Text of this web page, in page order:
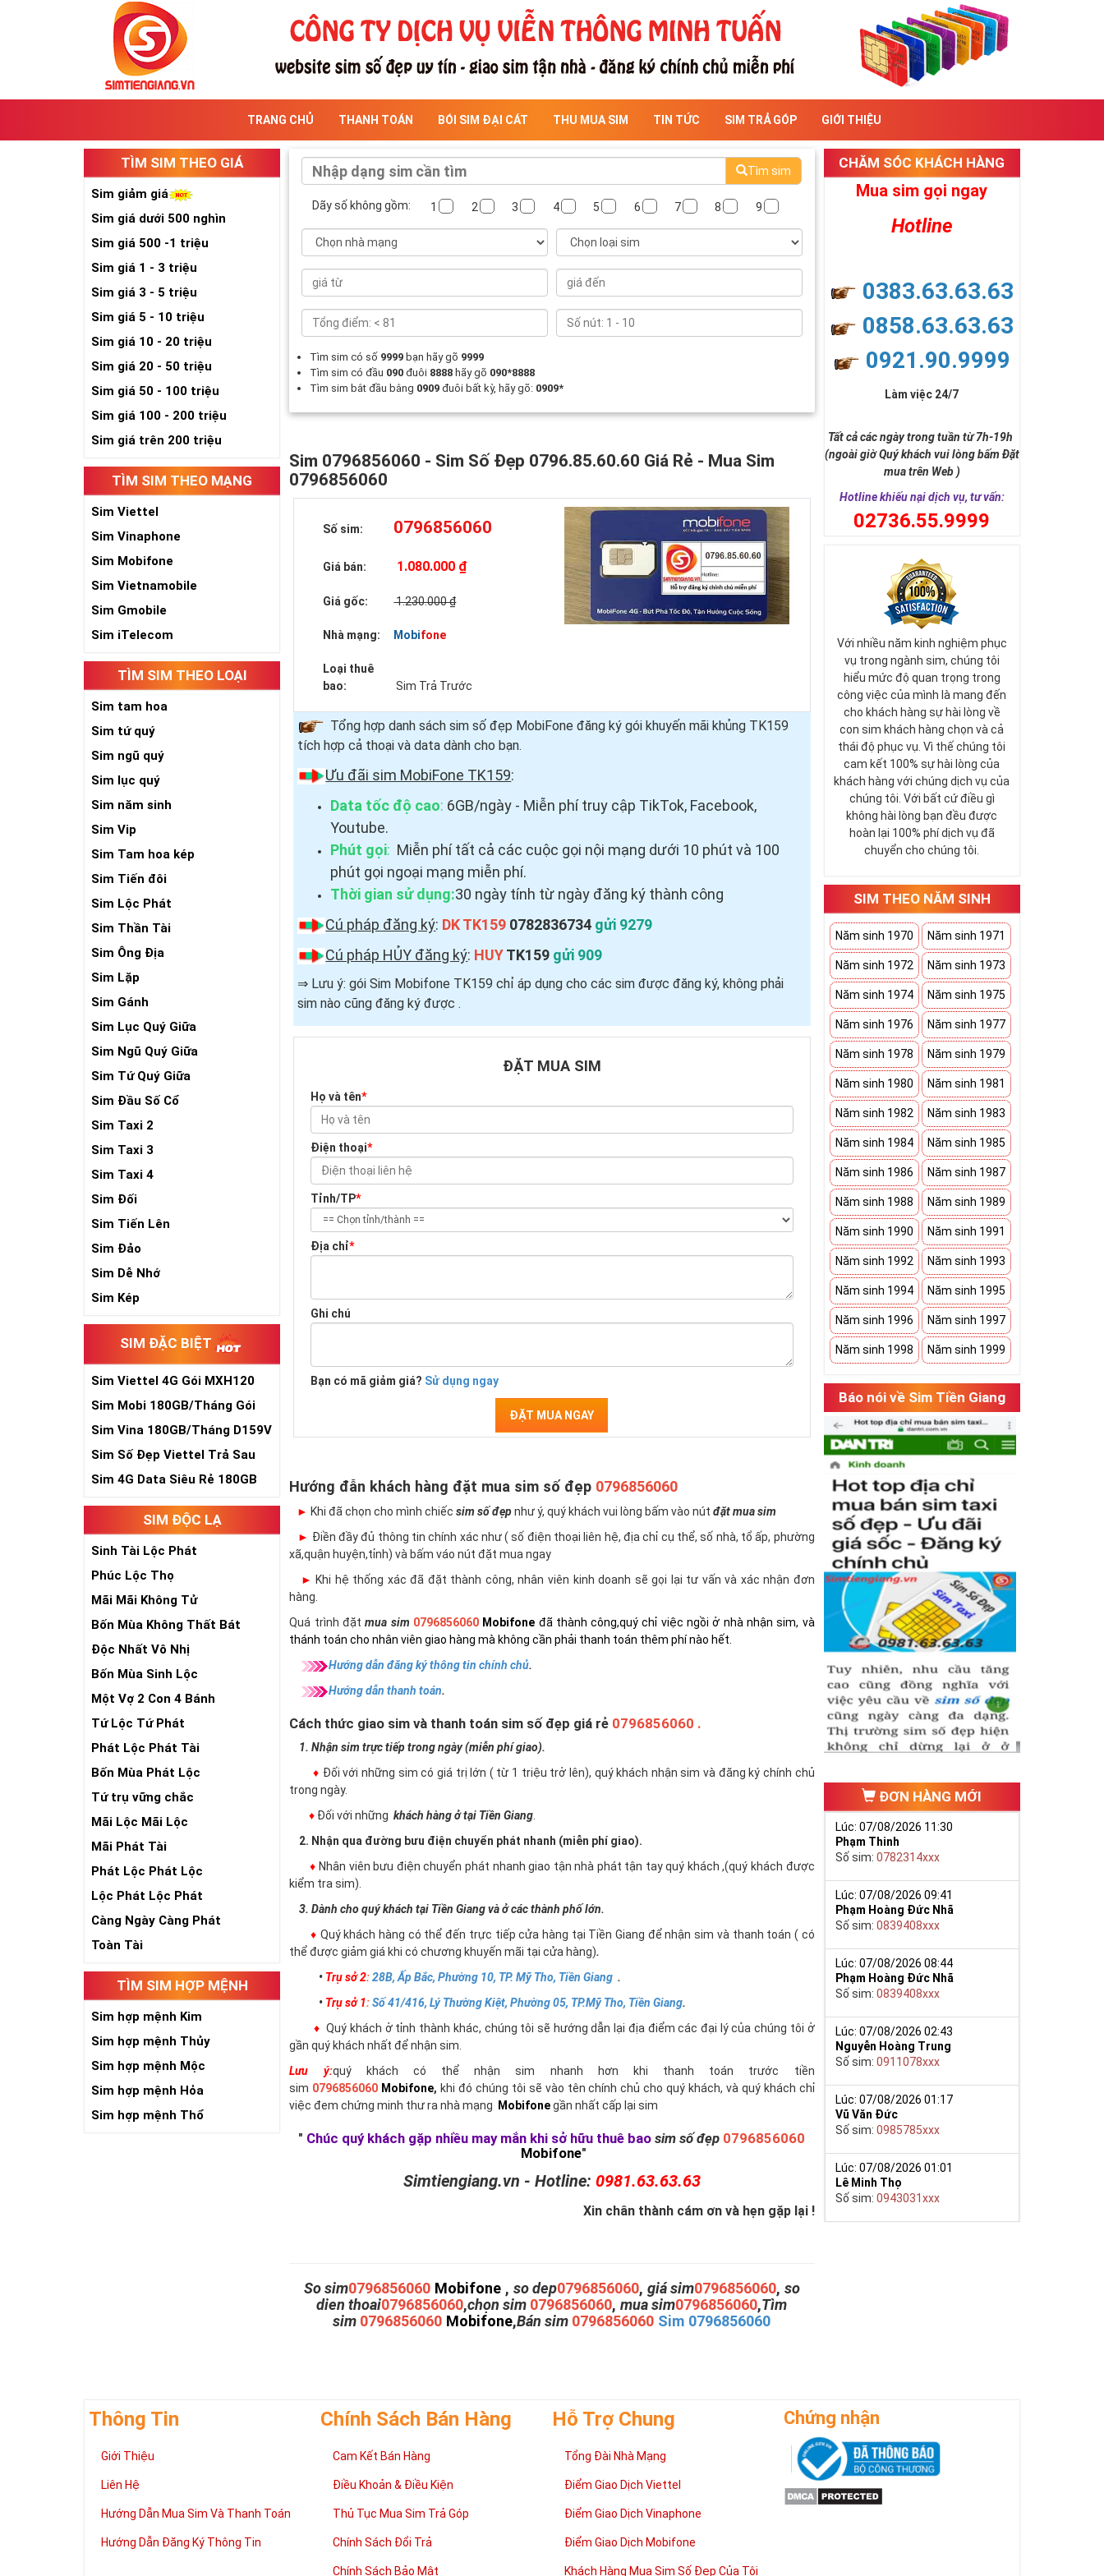
TRANG CHỦ THANH TOÁN BÓI SIM ĐẠI CÁT THU MUA SIM TIN TỨC SIM TRẢ GÓP GIỚI THIỆU
TÌM SIM THEO GIÁ
Sim giảm giá
Sim giá dưới 500 nghìn
Sim giá 500 -1 triệu
Sim giá 1 - 3 triệu
Sim giá 3 - 5 triệu
Sim giá 5 - 10 triệu
Sim giá 10 - 20 triệu
Sim giá 20 - 50 triệu
Sim giá 50 - 100 triệu
Sim giá 100 - 200 triệu
Sim giá trên 200 triệu
TÌM SIM THEO MẠNG
Sim Viettel
Sim Vinaphone
Sim Mobifone
Sim Vietnamobile
Sim Gmobile
Sim iTelecom
TÌM SIM THEO LOẠI
Sim tam hoa
Sim tứ quý
Sim ngũ quý
Sim lục quý
Sim năm sinh
Sim Vip
Sim Tam hoa kép
Sim Tiến đôi
Sim Lộc Phát
Sim Thần Tài
Sim Ông Địa
Sim Lặp
Sim Gánh
Sim Lục Quý Giữa
Sim Ngũ Quý Giữa
Sim Tứ Quý Giữa
Sim Đầu Số Cổ
Sim Taxi 2
Sim Taxi 3
Sim Taxi 4
Sim Đối
Sim Tiến Lên
Sim Đảo
Sim Dễ Nhớ
Sim Kép
SIM ĐẶC BIỆT
Sim Viettel 4G Gói MXH120
Siêu Rẻ
Sim Mobi 180GB/Tháng Gói
TK159
Sim Vina 180GB/Tháng D159V
Sim Số Đẹp Viettel Trả Sau
Sim 4G Data Siêu Rẻ 180GB
SIM ĐỘC LẠ
Sinh Tài Lộc Phát
Phúc Lộc Thọ
Mãi Mãi Không Tử
Bốn Mùa Không Thất Bát
Độc Nhất Vô Nhị
Bốn Mùa Sinh Lộc
Một Vợ 2 Con 4 Bánh
Tứ Lộc Tứ Phát
Phát Lộc Phát Tài
Bốn Mùa Phát Lộc
Tứ trụ vững chắc
Mãi Lộc Mãi Lộc
Mãi Phát Tài
Phát Lộc Phát Lộc
Lộc Phát Lộc Phát
Càng Ngày Càng Phát
Toàn Tài
TÌM SIM HỢP MỆNH
Sim hợp mệnh Kim
Sim hợp mệnh Thủy
Sim hợp mệnh Mộc
Sim hợp mệnh Hỏa
Sim hợp mệnh Thổ
Tìm sim
Dãy số không gồm: 1 2 3 4 5 6 7 8 9
Tìm sim có số 9999 bạn hãy gõ 9999
Tìm sim có đầu 090đuôi 8888 hãy gõ 090*8888
Tìm sim bắt đầu bằng 0909 đuôi bất kỳ, hãy gõ: 0909*
Sim 0796856060 - Sim Số Đẹp 0796.85.60.60 Giá Rẻ - Mua Sim
0796856060
Số sim: 0796856060
Giá bán: 1.080.000 ₫
Giá gốc: 1.230.000 ₫
Nhà mạng: Mobifone
Loại thuê
bao:
Sim Trả Trước
Tổng hợp danh sách sim số đẹp MobiFone đăng ký gói khuyến mãi khủng TK159
tích hợp cả thoại và data dành cho bạn.
Ưu đãi sim MobiFone TK159:
Data tốc độ cao: 6GB/ngày - Miễn phí truy cập TikTok, Facebook,
Youtube.
Phút gọi: Miễn phí tất cả các cuộc gọi nội mạng dưới 10 phút và 100
phút gọi ngoại mạng miễn phí.
Thời gian sử dụng:30 ngày tính từ ngày đăng ký thành công
Cú pháp đăng ký: DK TK159 0782836734 gửi 9279
Cú pháp HỦY đăng ký: HUYTK159 gửi 909
⇒ Lưu ý: gói Sim Mobifone TK159 chỉ áp dụng cho các sim được đăng ký, không phải
sim nào cũng đăng ký được ​.
ĐẶT MUA SIM
Họ và tên*
Điện thoại*
Tỉnh/TP*
Địa chỉ*
Ghi chú
Bạn có mã giảm giá? Sử dụng ngay
ĐẶT MUA NGAY
Hướng đẫn khách hàng đặt mua sim số đẹp 0796856060
► Khi đã chọn cho mình chiếcsim số đẹpnhư ý, quý khách vui lòng bấm vào nútđặt mua sim
► Điền đầy đủ thông tin chính xác như ( số điện thoại liên hệ, địa chỉ cụ thể, số nhà, tổ ấp, phường
xã,quận huyện,tỉnh) và bấm váo nút đặt mua ngay
► Khi hệ thống xác đã đặt thành công, nhân viên kinh doanh sẽ gọi lại tư vấn và xác nhận đơn
hàng.
Quá trình đặtmua sim 0796856060 Mobifone đã thành công,quý chỉ việc ngồi ở nhà nhận sim, và
thánh toán cho nhân viên giao hàng mà không cần phải thanh toán thêm phí nào hết.
Hướng dẫn đăng ký thông tin chính chủ.
Hướng dẫn thanh toán.
Cách thức giao sim và thanh toán sim số đẹp giá rẻ 0796856060 .
1. Nhận sim trực tiếp trong ngày (miễn phí giao).
♦ Đối với những sim có giá trị lớn ( từ 1 triệu trở lên), quý khách nhận sim và đăng ký chính chủ
trong ngày.
♦ Đối với nhữngkhách hàng ở tại Tiền Giang
2. Nhận qua đường bưu điện chuyển phát nhanh (miễn phí giao).
♦ Nhân viên bưu điện chuyển phát nhanh giao tận nhà phát tận tay quý khách ,(quý khách được
kiểm tra sim).
3. Dành cho quý khách tại Tiền Giang và ở các thành phố lớn.
♦ Quý khách hàng có thể đến trực tiếp cửa hàng tại Tiền Giang để nhận sim và thanh toán ( có
thể được giảm giá khi có chương khuyến mãi tại cửa hàng).
• Trụ sở 2: 28B, Ấp Bắc, Phường 10, TP. Mỹ Tho, Tiền Giang .
• Trụ sở 1: Số 41/416, Lý Thường Kiệt, Phường 05, TP.Mỹ Tho, Tiền Giang.
♦ Quý khách ở tỉnh thành khác, chúng tôi sẽ hướng dẫn lại địa điểm các đại lý của chúng tôi ở
gần quý khách nhất để nhận sim.
Lưu ý:quý khách có thể nhận sim nhanh hơn khi thanh toán trước tiền
sim 0796856060 Mobifone, khi đó chúng tôi sẽ vào tên chính chủ cho quý khách, và quý khách chỉ
việc đem chứng minh thư ra nhà mạng
Mobifonegần nhất cấp lại sim
" Chúc quý khách gặp nhiều may mắn khi sở hữu thuê baosim số đẹp 0796856060
Mobifone"
Simtiengiang.vn - Hotline: 0981.63.63.63
Xin chân thành cám ơn và hẹn gặp lại !
So sim0796856060 Mobifone , so dep0796856060, giá sim0796856060, so
dien thoai0796856060,chọn sim 0796856060,mua sim0796856060,Tìm
sim 0796856060 Mobifone,Bán sim 0796856060 Sim 0796856060
CHĂM SÓC KHÁCH HÀNG
Mua sim gọi ngay
Hotline
0383.63.63.63
0858.63.63.63
0921.90.9999
Làm việc 24/7
Tất cả các ngày trong tuần từ 7h-19h
(ngoài giờ Quý khách vui lòng bấm Đặt
mua trên Web )
Hotline khiếu nại dịch vụ, tư vấn:
02736.55.9999
Với nhiều năm kinh nghiệm phục
vụ trong ngành sim, chúng tôi
hiểu mức độ quan trọng trong
công việc của mình là mang đến
cho khách hàng sự hài lòng về
con sim khách hàng chọn và cả
thái độ phục vụ. Vì thế chúng tôi
cam kết 100% sự hài lòng của
khách hàng với chúng dịch vụ của
chúng tôi. Với bất cứ điều gì
không hài lòng bạn đều được
hoàn lại 100% phí dịch vụ đã
chuyển cho chúng tôi.
SIM THEO NĂM SINH
Năm sinh 1970 Năm sinh 1971
Năm sinh 1972 Năm sinh 1973
Năm sinh 1974 Năm sinh 1975
Năm sinh 1976 Năm sinh 1977
Năm sinh 1978 Năm sinh 1979
Năm sinh 1980 Năm sinh 1981
Năm sinh 1982 Năm sinh 1983
Năm sinh 1984 Năm sinh 1985
Năm sinh 1986 Năm sinh 1987
Năm sinh 1988 Năm sinh 1989
Năm sinh 1990 Năm sinh 1991
Năm sinh 1992 Năm sinh 1993
Năm sinh 1994 Năm sinh 1995
Năm sinh 1996 Năm sinh 1997
Năm sinh 1998 Năm sinh 1999
Báo nói về Sim Tiền Giang
ĐƠN HÀNG MỚI
Lúc: 07/08/2026 11:30
Phạm Thinh
Số sim:0782314xxx
Lúc: 07/08/2026 09:41
Phạm Hoàng Đức Nhã
Số sim:0839408xxx
Lúc: 07/08/2026 08:44
Phạm Hoàng Đức Nhã
Số sim:0839408xxx
Lúc: 07/08/2026 02:43
Nguyễn Hoàng Trung
Số sim:0911078xxx
Lúc: 07/08/2026 01:17
Vũ Văn Đức
Số sim:0985785xxx
Lúc: 07/08/2026 01:01
Lê Minh Thọ
Số sim:0943031xxx
Thông Tin
Giới Thiệu
Liên Hệ
Hướng Dẫn Mua Sim Và Thanh Toán
Hướng Dẫn Đăng Ký Thông Tin
Chính Sách Bán Hàng
Cam Kết Bán Hàng
Điều Khoản & Điều Kiện
Thủ Tục Mua Sim Trả Góp
Chính Sách Đổi Trả
Chính Sách Bảo Mật
Hỗ Trợ Chung
Tổng Đài Nhà Mạng
Điểm Giao Dịch Viettel
Điểm Giao Dịch Vinaphone
Điểm Giao Dịch Mobifone
Khách Hàng Mua Sim Số Đẹp Của Tôi
Chứng nhận